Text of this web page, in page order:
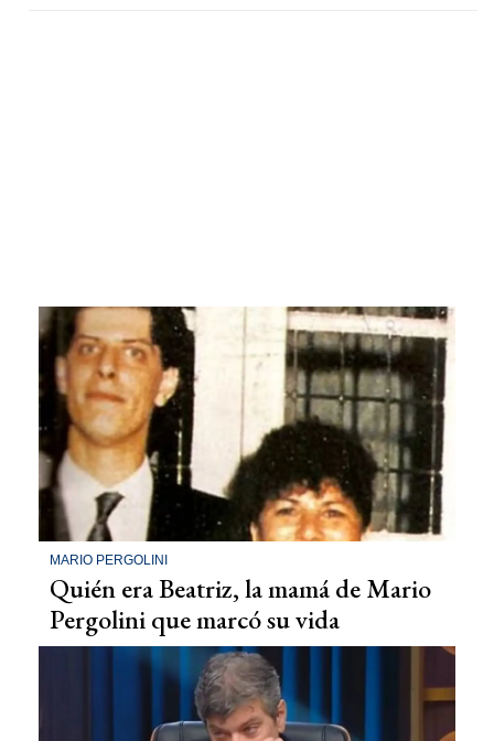
MARIO PERGOLINI
Quién era Beatriz, la mamá de Mario
Pergolini que marcó su vida